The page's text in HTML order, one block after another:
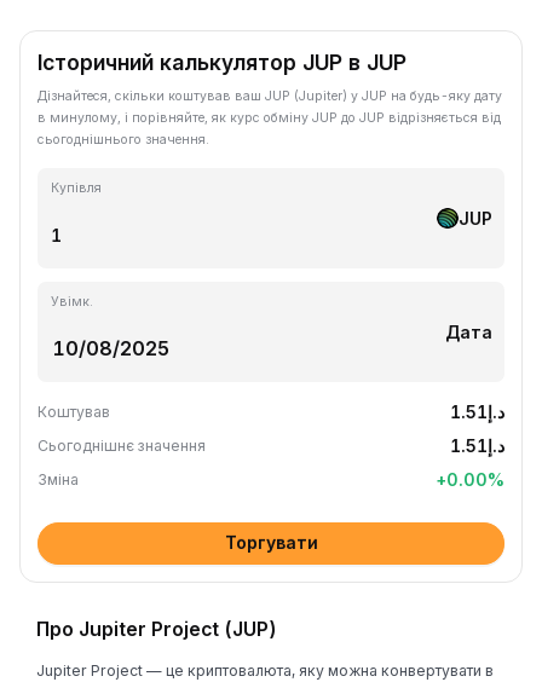
Історичний калькулятор JUP в JUP
Дізнайтеся, скільки коштував ваш JUP (Jupiter) у JUP на будь-яку дату
в минулому, і порівняйте, як курс обміну JUP до JUP відрізняється від
сьогоднішнього значення.
Купівля
JUP
Увімк.
Дата
Коштував د.إ1.51
Сьогоднішнє значення د.إ1.51
Зміна +0.00%
Торгувати
Про Jupiter Project (JUP)
Jupiter Project — це криптовалюта, яку можна конвертувати в